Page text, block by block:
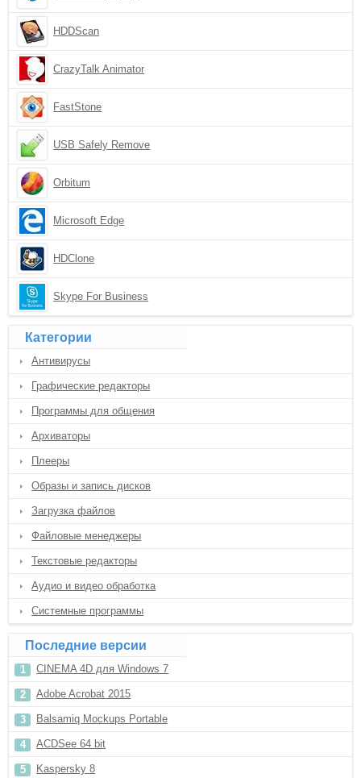
HDDScan
CrazyTalk Animator
FastStone
USB Safely Remove
Orbitum
Microsoft Edge
HDClone
Skype For Business
Категории
Антивирусы
Графические редакторы
Программы для общения
Архиваторы
Плееры
Образы и запись дисков
Загрузка файлов
Файловые менеджеры
Текстовые редакторы
Аудио и видео обработка
Системные программы
Последние версии
CINEMA 4D для Windows 7
Adobe Acrobat 2015
Balsamiq Mockups Portable
ACDSee 64 bit
Kaspersky 8